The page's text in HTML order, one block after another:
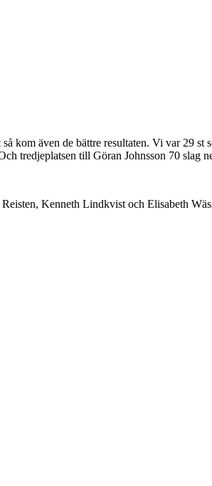
kom även de bättre resultaten. Vi var 29 st
tredjeplatsen till Göran Johnsson 70 slag
Kenneth Lindkvist och Elisabeth